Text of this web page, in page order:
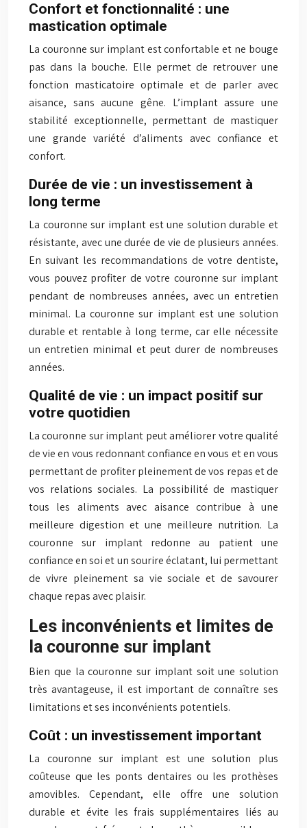
Confort et fonctionnalité : une
mastication optimale
La couronne sur implant est confortable et ne bouge
pas dans la bouche. Elle permet de retrouver une
fonction masticatoire optimale et de parler avec
aisance, sans aucune gêne. L’implant assure une
stabilité exceptionnelle, permettant de mastiquer
une grande variété d’aliments avec confiance et
confort.
Durée de vie : un investissement à
long terme
La couronne sur implant est une solution durable et
résistante, avec une durée de vie de plusieurs années.
En suivant les recommandations de votre dentiste,
vous pouvez profiter de votre couronne sur implant
pendant de nombreuses années, avec un entretien
minimal. La couronne sur implant est une solution
durable et rentable à long terme, car elle nécessite
un entretien minimal et peut durer de nombreuses
années.
Qualité de vie : un impact positif sur
votre quotidien
La couronne sur implant peut améliorer votre qualité
de vie en vous redonnant confiance en vous et en vous
permettant de profiter pleinement de vos repas et de
vos relations sociales. La possibilité de mastiquer
tous les aliments avec aisance contribue à une
meilleure digestion et une meilleure nutrition. La
couronne sur implant redonne au patient une
confiance en soi et un sourire éclatant, lui permettant
de vivre pleinement sa vie sociale et de savourer
chaque repas avec plaisir.
Les inconvénients et limites de
la couronne sur implant
Bien que la couronne sur implant soit une solution
très avantageuse, il est important de connaître ses
limitations et ses inconvénients potentiels.
Coût : un investissement important
La couronne sur implant est une solution plus
coûteuse que les ponts dentaires ou les prothèses
amovibles. Cependant, elle offre une solution
durable et évite les frais supplémentaires liés au